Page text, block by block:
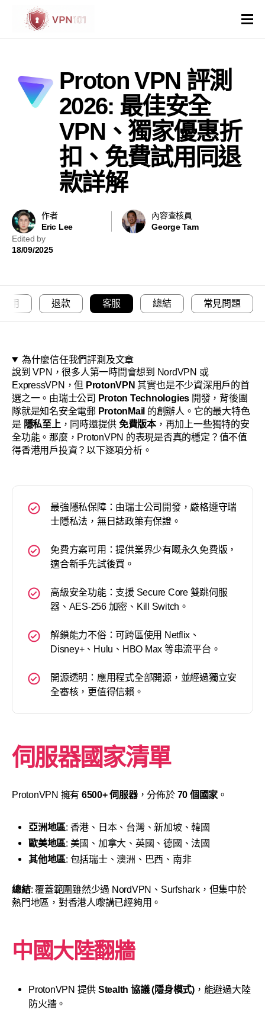
VPN比較
VPN操作系統和裝置
其他
虛擬主機
Proton VPN 評測
2026: 最佳安全
VPN、獨家優惠折
扣、免費試用同退
款詳解
作者
Eric Lee
內容查核員
George Tam
Edited by
18/09/2025
用 退款 客服 總結 常見問題
為什麼信任我們評測及文章
說到 VPN，很多人第一時間會想到 NordVPN 或
ExpressVPN，但 ProtonVPN 其實也是不少資深用戶的首
選之一。由瑞士公司 Proton Technologies 開發，背後團
隊就是知名安全電郵 ProtonMail 的創辦人。它的最大特色
是 隱私至上 ，同時還提供 免費版本，再加上一些獨特的安
全功能。那麼，ProtonVPN 的表現是否真的穩定？值不值
得香港用戶投資？以下逐項分析。
最強隱私保障：由瑞士公司開發，嚴格遵守瑞
士隱私法，無日誌政策有保證。
免費方案可用：提供業界少有嘅永久免費版，
適合新手先試後買。
高級安全功能：支援 Secure Core 雙跳伺服
器、AES-256 加密、Kill Switch。
解鎖能力不俗：可跨區使用 Netflix、
Disney+、Hulu、HBO Max 等串流平台。
開源透明：應用程式全部開源，並經過獨立安
全審核，更值得信賴。
伺服器國家清單
ProtonVPN 擁有 6500+ 伺服器，分佈於 70 個國家 。
亞洲地區: 香港、日本、台灣、新加坡、韓國
歐美地區: 美國、加拿大、英國、德國、法國
其他地區: 包括瑞士、澳洲、巴西、南非
總結: 覆蓋範圍雖然少過 NordVPN、Surfshark，但集中於
熱門地區，對香港人嚟講已經夠用。
中國大陸翻牆
ProtonVPN 提供 Stealth 協議 (隱身模式)，能避過大陸
防火牆。